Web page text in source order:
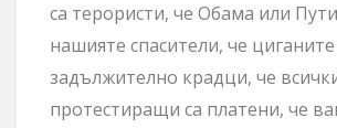
са терористи, че Обама или
нашияте спасители, че циганите
задължително крадци, че
протестиращи са платени, че